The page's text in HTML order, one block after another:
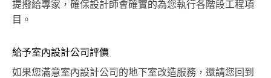
提撥給專家，確保設計師會確實的為您執行各階段工程項
目。
給予室內設計公司評價
如果您滿意室內設計公司的地下室改造服務，還請您回到